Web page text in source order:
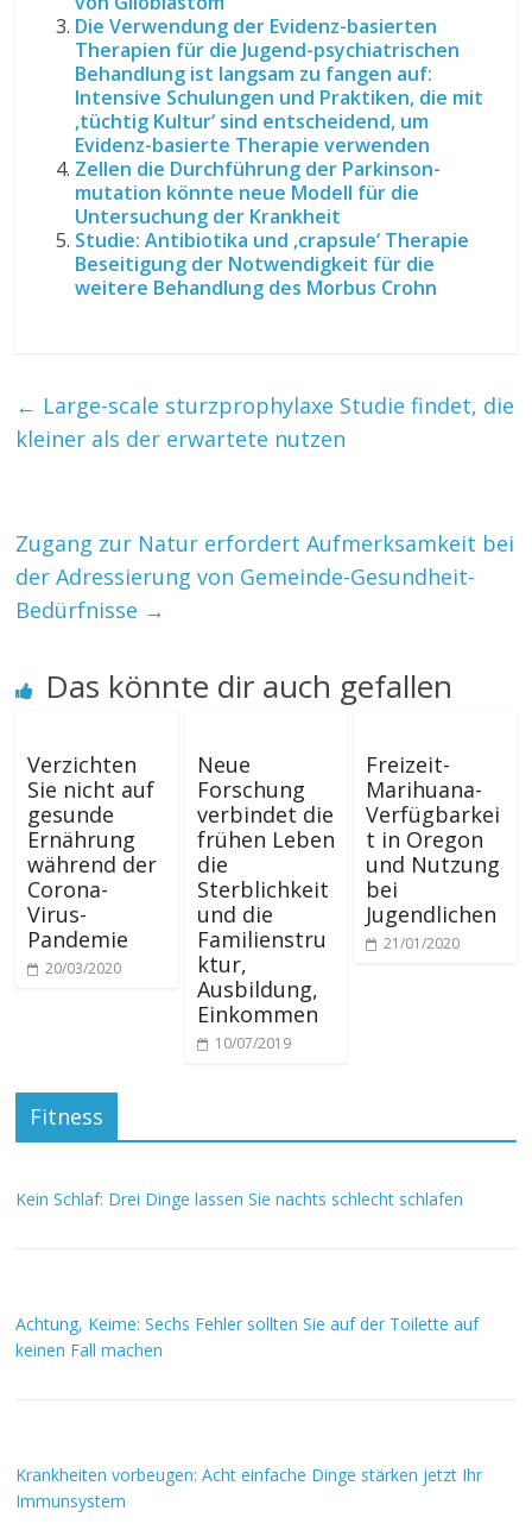
Die Verwendung der Evidenz-basierten
Therapien für die Jugend-psychiatrischen
Behandlung ist langsam zu fangen auf:
Intensive Schulungen und Praktiken, die mit
‚tüchtig Kultur‘ sind entscheidend, um
Evidenz-basierte Therapie verwenden
Zellen die Durchführung der Parkinson-
mutation könnte neue Modell für die
Untersuchung der Krankheit
Studie: Antibiotika und ‚crapsule‘ Therapie
Beseitigung der Notwendigkeit für die
weitere Behandlung des Morbus Crohn
← Large-scale sturzprophylaxe Studie findet, die
kleiner als der erwartete nutzen
Zugang zur Natur erfordert Aufmerksamkeit bei
der Adressierung von Gemeinde-Gesundheit-
Bedürfnisse →
Das könnte dir auch gefallen
Verzichten
Sie nicht auf
gesunde
Ernährung
während der
Corona-
Virus-
Pandemie
20/03/2020
Neue
Forschung
verbindet die
frühen Leben
die
Sterblichkeit
und die
Familienstru
ktur,
Ausbildung,
Einkommen
10/07/2019
Freizeit-
Marihuana-
Verfügbarkei
t in Oregon
und Nutzung
bei
Jugendlichen
21/01/2020
Fitness
Kein Schlaf: Drei Dinge lassen Sie nachts schlecht schlafen
Achtung, Keime: Sechs Fehler sollten Sie auf der Toilette auf
keinen Fall machen
Krankheiten vorbeugen: Acht einfache Dinge stärken jetzt Ihr
Immunsystem